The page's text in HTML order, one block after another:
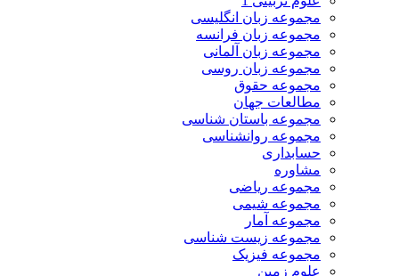
مجموعه زبان انگلیسی
مجموعه زبان فرانسه
مجموعه زبان آلمانی
مجموعه زبان روسی
مجموعه حقوق
مطالعات جهان
مجموعه باستان شناسی
مجموعه روانشناسی
حسابداری
مشاوره
مجموعه ریاضی
مجموعه شیمی
مجموعه آمار
مجموعه زیست شناسی
مجموعه فیزیک
علوم زمین